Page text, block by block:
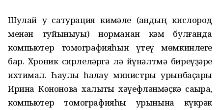
Шулай уҡ сатурация кимәле (ҡандың кислород
менән туйыныуы) норманан кәм булғанда
компьютер томографияһын үтеү мөмкинлеге
бар. Хроник сирлеләргә лә йүнәлтмә биреүҙәре
ихтимал. Һаулыҡ һаҡлау министры урынбаҫары
Ирина Кононова халыҡты хәүефләнмәҫкә саҡыра,
компьютер томографияһы урынына күкрәк